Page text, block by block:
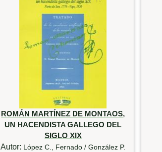
ROMÁN MARTÍNEZ DE MONTAOS,
UN HACENDISTA GALLEGO DEL
SIGLO XIX
Autor: López C., Fernado / González P.